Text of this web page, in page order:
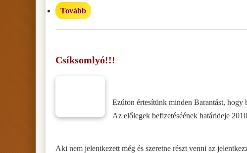
Tovább
Csíksomlyó!!!
Ezúton értesítünk minden Barantást, hogy
Az előlegek befizetéséének határideje
Aki nem jelentkezett még és szeretne részt venni az